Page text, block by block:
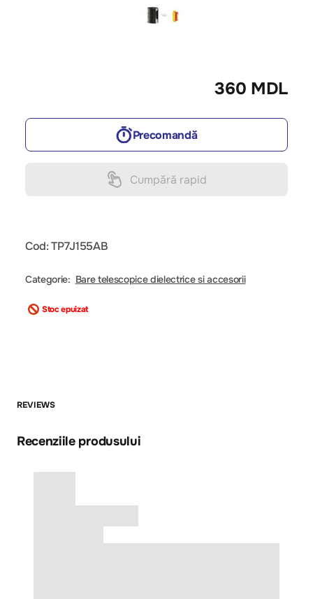
360 MDL
Precomandă
Cumpără rapid
Cod: TP7J155AB
Categorie: Bare telescopice dielectrice si accesorii
Stoc epuizat
REVIEWS
Recenziile produsului